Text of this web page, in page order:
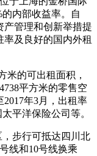
内部收益率。自
产管理和创新举措提
及良好的国内外租
米的可出租面积，
平方米的零售空
年3月，出租率
平洋保险公司等。
步行可抵达四川北
线和10号线换乘